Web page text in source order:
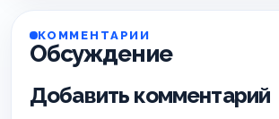
КОММЕНТАРИИ
Обсуждение
Добавить комментарий